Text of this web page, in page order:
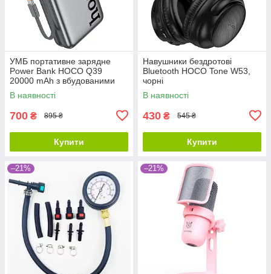
УМБ портативне зарядне
Power Bank HOCO Q39
20000 mAh з вбудованими
кабелями, сіре
В наявності
700 ₴ 895 ₴
Купити
Навушники бездротові
Bluetooth HOCO Tone W53,
чорні
В наявності
430 ₴ 545 ₴
Купити
–21% –21%